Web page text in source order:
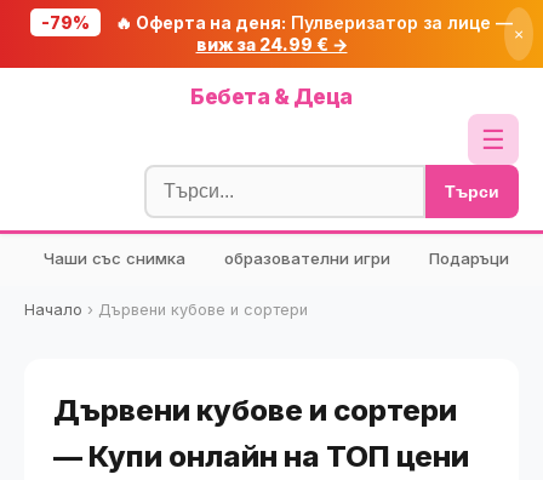
-79% 🔥 Оферта на деня: Пулверизатор за лице —
виж за 24.99 € →
×
Бебета & Деца
☰
Блог
🧮 Калкулатори
🔍 Намери продукт
🎁 Подарък
Търси
Чаши със снимка образователни игри Подаръци
Начало › Дървени кубове и сортери
Дървени кубове и сортери
— Купи онлайн на ТОП цени